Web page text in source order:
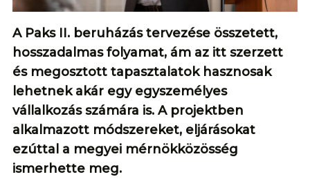
A Paks II. beruházás tervezése összetett,
hosszadalmas folyamat, ám az itt szerzett
és megosztott tapasztalatok hasznosak
lehetnek akár egy egyszemélyes
vállalkozás számára is. A projektben
alkalmazott módszereket, eljárásokat
ezúttal a megyei mérnökközösség
ismerhette meg.